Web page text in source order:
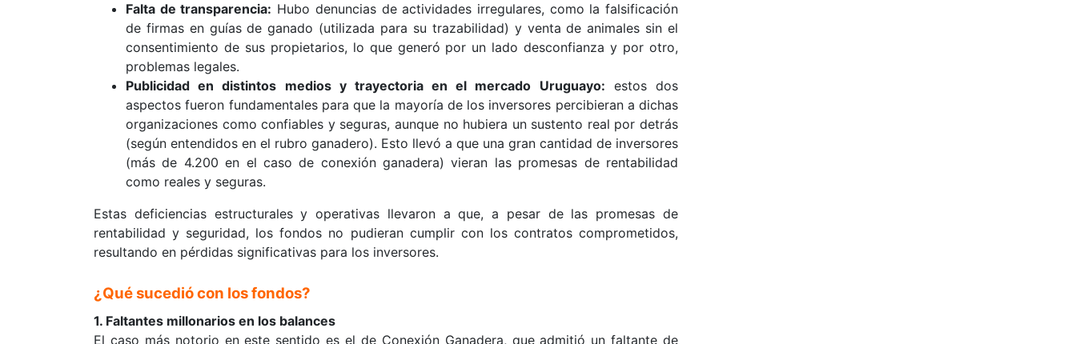
Falta de transparencia: Hubo denuncias de actividades irregulares, como la falsificación
de firmas en guías de ganado (utilizada para su trazabilidad) y venta de animales sin el
consentimiento de sus propietarios, lo que generó por un lado desconfianza y por otro,
problemas legales.
Publicidad en distintos medios y trayectoria en el mercado Uruguayo: estos dos
aspectos fueron fundamentales para que la mayoría de los inversores percibieran a dichas
organizaciones como confiables y seguras, aunque no hubiera un sustento real por detrás
(según entendidos en el rubro ganadero). Esto llevó a que una gran cantidad de inversores
(más de 4.200 en el caso de conexión ganadera) vieran las promesas de rentabilidad
como reales y seguras.
Estas deficiencias estructurales y operativas llevaron a que, a pesar de las promesas de
rentabilidad y seguridad, los fondos no pudieran cumplir con los contratos comprometidos,
resultando en pérdidas significativas para los inversores.
¿Qué sucedió con los fondos?
1. Faltantes millonarios en los balances
El caso más notorio en este sentido es el de Conexión Ganadera, que admitió un faltante de